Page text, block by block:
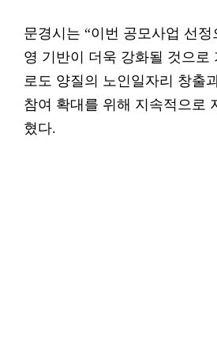
문경시는 “이번 공모사업 선
영 기반이 더욱 강화될 것으로
로도 양질의 노인일자리 창출
참여 확대를 위해 지속적으로
혔다.